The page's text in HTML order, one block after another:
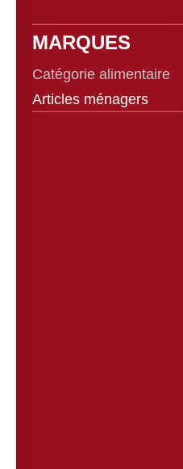
MARQUES
Catégorie alimentaire
Articles ménagers